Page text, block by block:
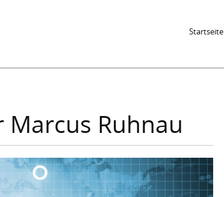
Startseite
Marcus Ruhnau